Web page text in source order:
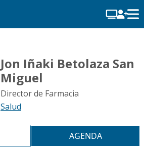
Jon Iñaki Betolaza San
Miguel
Director de Farmacia
Salud
AGENDA